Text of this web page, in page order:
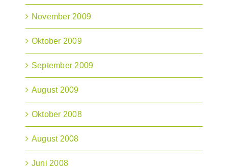
November 2009
Oktober 2009
September 2009
August 2009
Oktober 2008
August 2008
Juni 2008